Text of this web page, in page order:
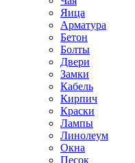
Яица
Арматура
Бетон
Болты
Двери
Замки
Кабель
Кирпич
Краски
Лампы
Линолеум
Окна
Песок